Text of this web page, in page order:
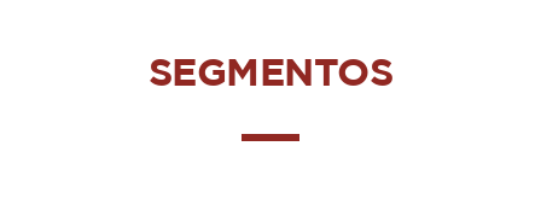
SEGMENTOS